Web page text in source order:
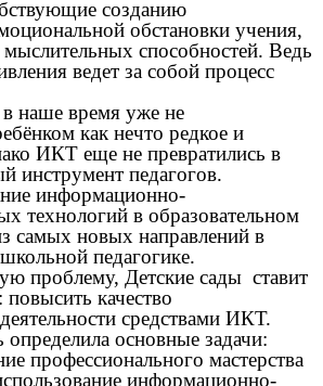
созданию
обстановки учения,
способностей. Ведь
ведет за собой процесс
наше время уже не
как нечто редкое и
ИКТ еще не превратились в
инструмент педагогов.
информационно-
технологий в образовательном
самых новых направлений в
педагогике.
проблему, Детские сады ставит
качество
средствами ИКТ.
определила основные задачи:
профессионального мастерства
информационно-